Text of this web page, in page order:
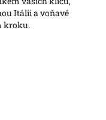
Itálii a voňavé
kroku.